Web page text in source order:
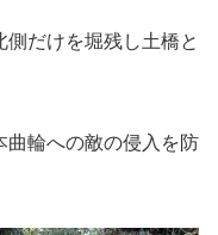
だけを堀残し土橋と
曲輪への敵の侵入を防